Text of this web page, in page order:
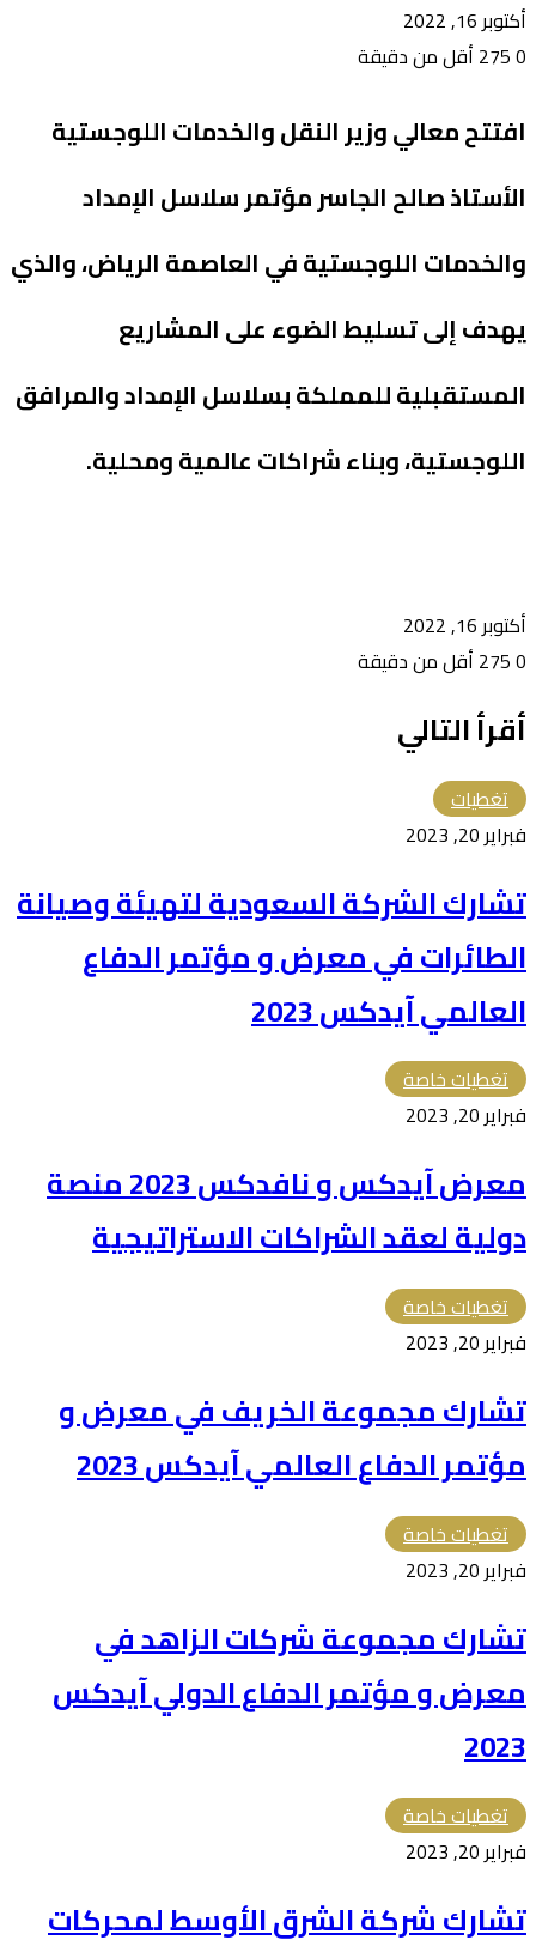
أكتوبر 16, 2022
0
أقل من دقيقة
افتتح معالي وزير النقل والخدمات اللوجستية
الأستاذ صالح الجاسر مؤتمر سلاسل الإمداد
والخدمات اللوجستية في العاصمة الرياض، والذي
يهدف إلى تسليط الضوء على المشاريع
المستقبلية للمملكة بسلاسل الإمداد والمرافق
اللوجستية، وبناء شراكات عالمية ومحلية.
أكتوبر 16, 2022
0
أقل من دقيقة
أقرأ التالي
تغطيات
فبراير 20, 2023
تشارك الشركة السعودية لتهيئة وصيانة
الطائرات في معرض و مؤتمر الدفاع
العالمي آيدكس 2023
تغطيات خاصة
فبراير 20, 2023
معرض آيدكس و نافدكس 2023 منصة
دولية لعقد الشراكات الاستراتيجية
تغطيات خاصة
فبراير 20, 2023
تشارك مجموعة الخريف في معرض و
مؤتمر الدفاع العالمي آيدكس 2023
تغطيات خاصة
فبراير 20, 2023
تشارك مجموعة شركات الزاهد في
معرض و مؤتمر الدفاع الدولي آيدكس
2023
تغطيات خاصة
فبراير 20, 2023
تشارك شركة الشرق الأوسط لمحركات